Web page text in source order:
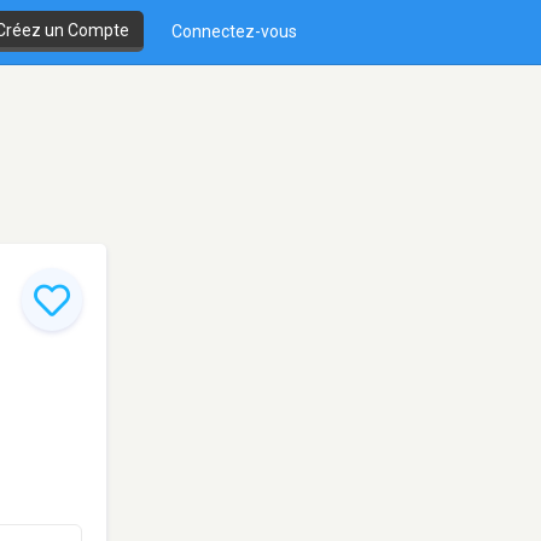
un Compte Connectez-vous